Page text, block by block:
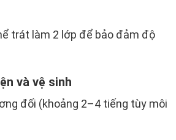
trát làm 2 lớp để bảo đảm độ
và vệ sinh
đối (khoảng 2–4 tiếng tùy môi